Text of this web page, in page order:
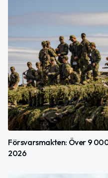
Försvarsmakten: Över 9
2026